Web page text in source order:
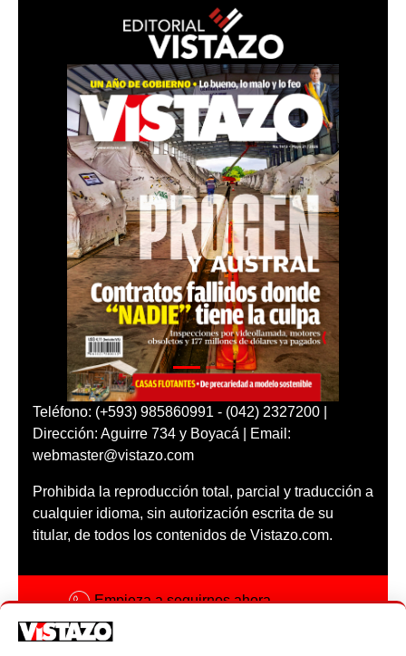
Teléfono: (+593) 985860991 - (042) 2327200 |
Dirección: Aguirre 734 y Boyacá | Email:
webmaster@vistazo.com
Prohibida la reproducción total, parcial y traducción a
cualquier idioma, sin autorización escrita de su
titular, de todos los contenidos de Vistazo.com.
Empieza a seguirnos ahora